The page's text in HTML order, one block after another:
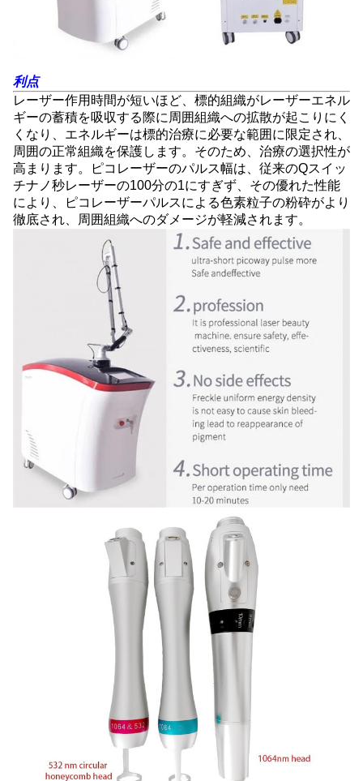
利点
レーザー作用時間が短いほど、標的組織がレーザーエネル
ギーの蓄積を吸収する際に周囲組織への拡散が起こりにく
くなり、エネルギーは標的治療に必要な範囲に限定され、
周囲の正常組織を保護します。そのため、治療の選択性が
高まります。ピコレーザーのパルス幅は、従来のQスイッ
チナノ秒レーザーの100分の1にすぎず、その優れた性能
により、ピコレーザーパルスによる色素粒子の粉砕がより
徹底され、周囲組織へのダメージが軽減されます。